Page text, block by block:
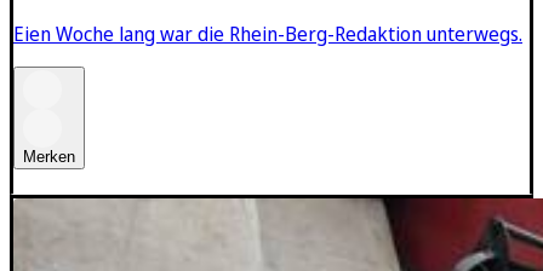
Eien Woche lang war die Rhein-Berg-Redaktion unterwegs.
Merken